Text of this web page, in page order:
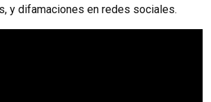
y difamaciones en redes sociales.